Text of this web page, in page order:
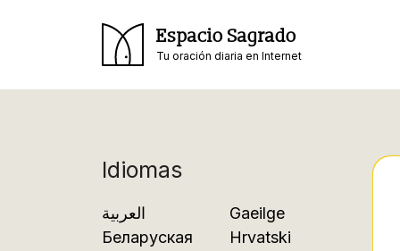
Espacio Sagrado
Tu oración diaria en Internet
Idiomas
العربية
Беларуская
Gaeilge
Hrvatski